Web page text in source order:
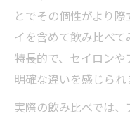
とでその個性がより
イを含めて飲み比べ
特長的で、セイロン
明確な違いを感じられ
実際の飲み比べでは